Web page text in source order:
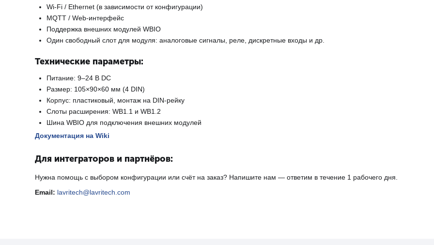
Wi-Fi / Ethernet (в зависимости от конфигурации)
MQTT / Web-интерфейс
Поддержка внешних модулей WBIO
Один свободный слот для модуля: аналоговые сигналы, реле, дискретные входы и др.
Технические параметры:
Питание: 9–24 В DC
Размер: 105×90×60 мм (4 DIN)
Корпус: пластиковый, монтаж на DIN-рейку
Слоты расширения: WB1.1 и WB1.2
Шина WBIO для подключения внешних модулей
Документация на Wiki
Для интеграторов и партнёров:
Нужна помощь с выбором конфигурации или счёт на заказ? Напишите нам — ответим в течение 1 рабочего дня.
Email: lavritech@lavritech.com